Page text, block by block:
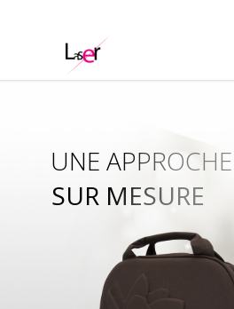
SUR MESURE
UNE APPROCHE